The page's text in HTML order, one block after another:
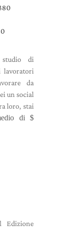
di
da
un social
loro, stai
di $
Edizione